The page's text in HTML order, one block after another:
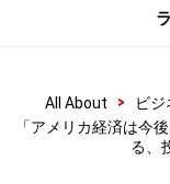
リーリスクにあり
ですが、一番大
要はないという
All About > ビ
「アメリカ経済は今
る、